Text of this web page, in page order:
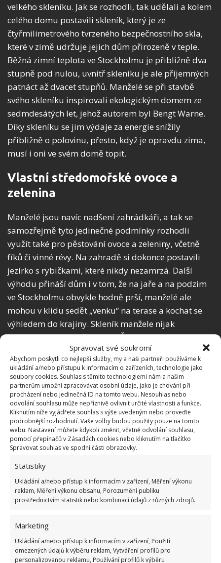
Spravovat své soukromí
Abychom poskytli co nejlepší služby, my a naši partneři používáme k
ukládání a/nebo přístupu k informacím o zařízeních, technologie jako
soubory cookies. Souhlas s těmito technologiemi nám a našim
partnerům umožní zpracovávat osobní údaje, jako je chování při
procházení nebo jedinečná ID na tomto webu. Nesouhlas nebo
odvolání souhlasu může nepříznivě ovlivnit určité vlastnosti a funkce.
Kliknutím níže vyjádřete souhlas s výše uvedeným nebo proveďte
podrobnější rozhodnutí. Vaše volby budou použity pouze na tomto
webu. Nastavení můžete kdykoli změnit, včetně odvolání souhlasu,
pomocí přepínačů v Zásadách cookies nebo kliknutím na tlačítko
Spravovat souhlas ve spodní části obrazovky.
Statistiky
Ukládání a/nebo přístup k informacím v zařízení, Měření výkonu
reklam, Měření výkonu obsahu, Porozumění publiku
prostřednictvím statistik nebo kombinací údajů z různých zdrojů.
Marketing
Ukládání a/nebo přístup k informacím v zařízení, Použití
omezených údajů k výběru reklam, Vytváření profilů pro
personalizovanou reklamu, Používání profilů k výběru
velkého skleníku. Jak se rozhodli, tak udělali a kolem
celého domu postavili skleník, který je ze
čtyřmilimetrového tvrzeného bezpečnostního skla,
které v zimě udržuje jejich dům přirozeně v teple.
Běžná zimní teplota ve Stockholmu je přibližně dva
stupně pod nulou, uvnitř skleníku je ale příjemných
patnáct až dvacet stupňů. Manželé se při stavbě
svého skleníku inspirovali ekologickým domem ze
sedmdesátých let, jehož autorem byl Bengt Warne.
Díky skleníku se jim výdaje za energie snížily
přibližně o polovinu, přesto, když je opravdu zima,
musí i oni ve svém domě topit.
Vlastní středomořské ovoce a
zelenina
Manželé jsou navíc nadšení zahrádkáři, a tak se
samozřejmě tyto jedinečné podmínky rozhodli
využít také pro pěstování ovoce a zeleniny, včetně
fíků či vinné révy. Na zahradě si dokonce postavili
jezírko s rybičkami, které nikdy nezamrzá. Další
výhodu přináší dům i v tom, že na jaře a na podzim
ve Stockholmu obvykle hodně prší, manželé ale
mohou v klidu sedět „venku“ na terase a kochat se
výhledem do krajiny. Skleník manžele nijak
neomezuje ani v létě. Léto ve Švédsku není nijak
neúnosně horké, a navíc se většina oken dá
automaticky otevřít, a dovnitř tak může proudit
čerstvý vzduch.